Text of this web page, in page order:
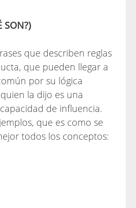
SON?)
que describen reglas
que pueden llegar a
por su lógica
la dijo es una
de influencia.
que es como se
todos los conceptos: